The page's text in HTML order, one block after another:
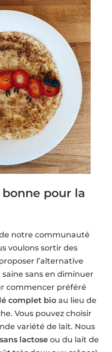
pour la
notre communauté
voulons sortir des
l’alternative
sans en diminuer
commencer préféré
complet bio au lieu de
Vous pouvez choisir
variété de lait. Nous
lactose ou du lait de